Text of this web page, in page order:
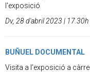
l'exposició
Dv, 28 d'abril 2023 | 17.30h
BUÑUEL DOCUMENTAL
Visita a l’exposició a